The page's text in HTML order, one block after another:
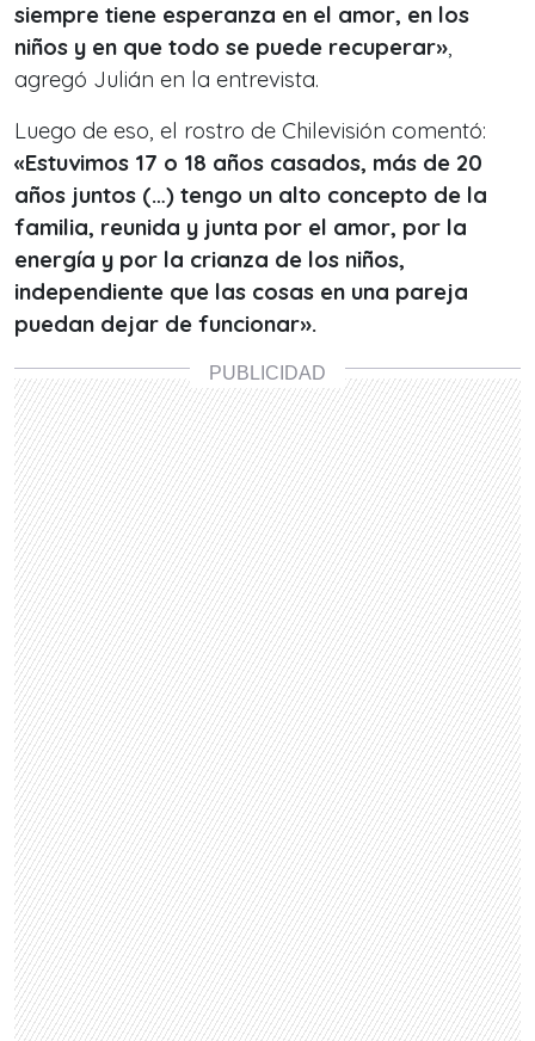
siempre tiene esperanza en el amor, en los
niños y en que todo se puede recuperar»,
agregó Julián en la entrevista.
Luego de eso, el rostro de Chilevisión comentó:
«Estuvimos 17 o 18 años casados, más de 20
años juntos (…) tengo un alto concepto de la
familia, reunida y junta por el amor, por la
energía y por la crianza de los niños,
independiente que las cosas en una pareja
puedan dejar de funcionar».